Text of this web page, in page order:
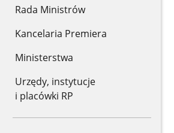
Rada Ministrów
Kancelaria Premiera
Ministerstwa
Urzędy, instytucje
i placówki RP